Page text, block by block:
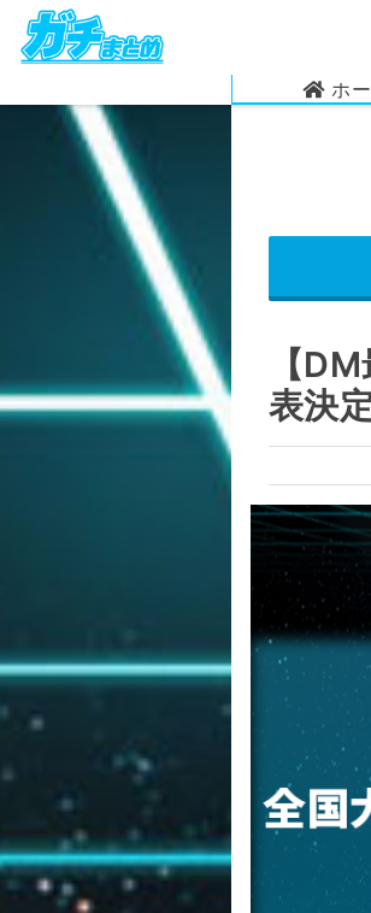
ホ
【
表決